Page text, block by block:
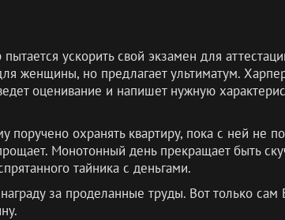
ускорить свой экзамен для
женщины, но предлагает ультиматум.
оценивание и напишет нужную
охранять квартиру, пока с ней не
Монотонный день прекращает быть
тайника с деньгами.
за проделанные труды. Вот только сам